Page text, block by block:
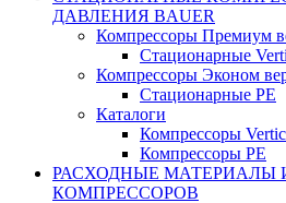
ДАВЛЕНИЯ BAUER
Компрессоры Премиум
Стационарные
Компрессоры Эконом
Стационарные PE
Каталоги
Компрессоры
Компрессоры PE
РАСХОДНЫЕ МАТЕРИАЛЫ
КОМПРЕССОРОВ